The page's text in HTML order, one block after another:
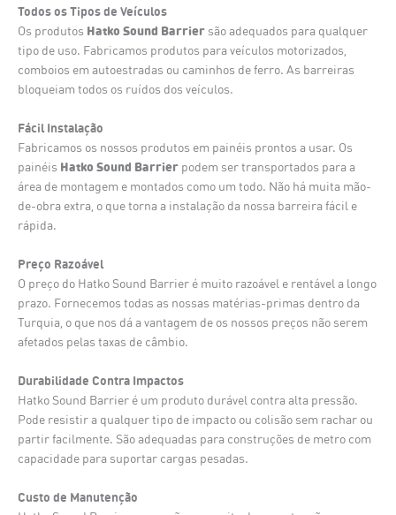
Todos os Tipos de Veículos
Os produtos Hatko Sound Barrier são adequados para qualquer
tipo de uso. Fabricamos produtos para veículos motorizados,
comboios em autoestradas ou caminhos de ferro. As barreiras
bloqueiam todos os ruídos dos veículos.
Fácil Instalação
Fabricamos os nossos produtos em painéis prontos a usar. Os
painéis Hatko Sound Barrier podem ser transportados para a
área de montagem e montados como um todo. Não há muita mão-
de-obra extra, o que torna a instalação da nossa barreira fácil e
rápida.
Preço Razoável
O preço do Hatko Sound Barrier é muito razoável e rentável a longo
prazo. Fornecemos todas as nossas matérias-primas dentro da
Turquia, o que nos dá a vantagem de os nossos preços não serem
afetados pelas taxas de câmbio.
Durabilidade Contra Impactos
Hatko Sound Barrier é um produto durável contra alta pressão.
Pode resistir a qualquer tipo de impacto ou colisão sem rachar ou
partir facilmente. São adequadas para construções de metro com
capacidade para suportar cargas pesadas.
Custo de Manutenção